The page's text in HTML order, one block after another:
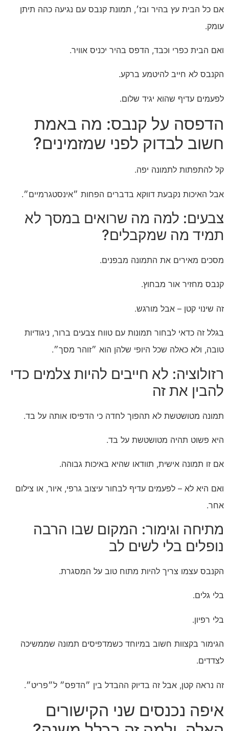
אם כל הבית עץ בהיר ובז׳, תמונת קנבס עם נגיעה כהה תיתן
עומק.
ואם הבית כפרי וכבד, הדפס בהיר יכניס אוויר.
הקנבס לא חייב להיטמע ברקע.
לפעמים עדיף שהוא יגיד שלום.
הדפסה על קנבס: מה באמת
חשוב לבדוק לפני שמזמינים?
קל להתפתות לתמונה יפה.
אבל האיכות נקבעת דווקא בדברים הפחות ״אינסטגרמיים״.
צבעים: למה מה שרואים במסך לא
תמיד מה שמקבלים?
מסכים מאירים את התמונה מבפנים.
קנבס מחזיר אור מבחוץ.
זה שינוי קטן – אבל מורגש.
בגלל זה כדאי לבחור תמונות עם טווח צבעים ברור, ניגודיות
טובה, ולא כאלה שכל היופי שלהן הוא ״זוהר מסך״.
רזולוציה: לא חייבים להיות צלמים כדי
להבין את זה
תמונה מטושטשת לא תהפוך לחדה כי הדפיסו אותה על בד.
היא פשוט תהיה מטושטשת על בד.
אם זו תמונה אישית, תוודאו שהיא באיכות גבוהה.
ואם היא לא – לפעמים עדיף לבחור עיצוב גרפי, איור, או צילום
אחר.
מתיחה וגימור: המקום שבו הרבה
נופלים בלי לשים לב
הקנבס עצמו צריך להיות מתוח טוב על המסגרת.
בלי גלים.
בלי רפיון.
הגימור בקצוות חשוב במיוחד כשמדפיסים תמונה שממשיכה
לצדדים.
זה נראה קטן, אבל זה בדיוק ההבדל בין ״הדפס״ ל״פריט״.
איפה נכנסים שני הקישורים